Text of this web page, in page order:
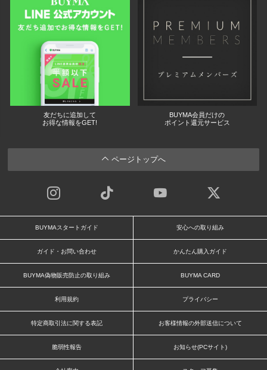
友だちに追加して
お得な情報をGET!
BUYMA会員だけの
ポイント還元サービス
ページトップへ
BUYMAスタートガイド 安心への取り組み
ガイド・お問い合わせ かんたん購入ガイド
BUYMA偽物販売防止の取り組み BUYMA CARD
利用規約 プライバシー
特定商取引法に関する表記 お客様情報の外部送信について
脆弱性報告 お知らせ(PCサイト)